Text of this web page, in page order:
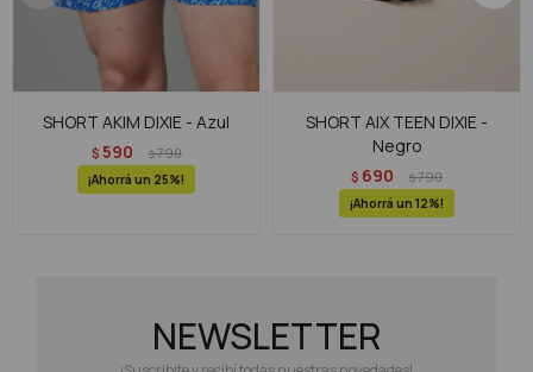
SHORT AKIM DIXIE - Azul
$ 590 $790
25
SHORT AIX TEEN DIXIE -
Negro
$ 690 $790
12
NEWSLETTER